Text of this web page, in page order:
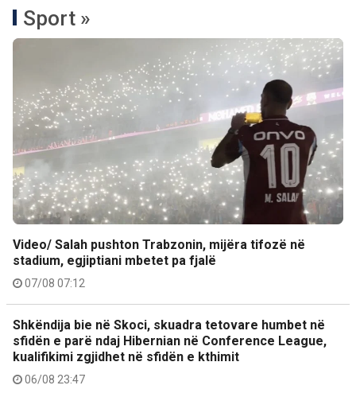
Sport »
Video/ Salah pushton Trabzonin, mijëra tifozë në
stadium, egjiptiani mbetet pa fjalë
07/08 07:12
Shkëndija bie në Skoci, skuadra tetovare humbet në
sfidën e parë ndaj Hibernian në Conference League,
kualifikimi zgjidhet në sfidën e kthimit
06/08 23:47